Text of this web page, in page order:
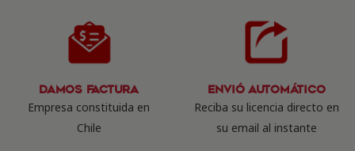
Damos Factura
Empresa constituida en
Chile
Envió Automático
Reciba su licencia directo en
su email al instante